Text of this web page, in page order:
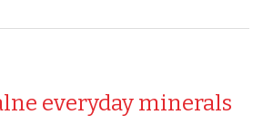
everyday minerals